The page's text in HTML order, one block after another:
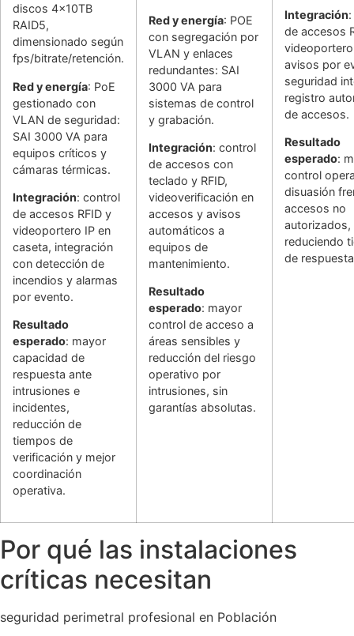
discos 4x10TB
RAID5,
dimensionado según
fps/bitrate/retención.
Red y energía: PoE
gestionado con
VLAN de seguridad:
SAI 3000 VA para
equipos críticos y
cámaras térmicas.
Integración: control
de accesos RFID y
videoportero IP en
caseta, integración
con detección de
incendios y alarmas
por evento.
Resultado
esperado: mayor
capacidad de
respuesta ante
intrusiones e
incidentes,
reducción de
tiempos de
verificación y mejor
coordinación
operativa.
Red y energía: POE
con segregación por
VLAN y enlaces
redundantes: SAI
3000 VA para
sistemas de control
y grabación.
Integración: control
de accesos con
teclado y RFID,
videoverificación en
accesos y avisos
automáticos a
equipos de
mantenimiento.
Resultado
esperado: mayor
control de acceso a
áreas sensibles y
reducción del riesgo
operativo por
intrusiones, sin
garantías absolutas.
Integración
de accesos
videoportero
avisos por
seguridad
registro
de accesos.
Resultado
esperado:
control
disuasión
accesos no
autorizados,
reduciendo
de
Por qué las instalaciones
críticas necesitan
seguridad perimetral profesional en Población